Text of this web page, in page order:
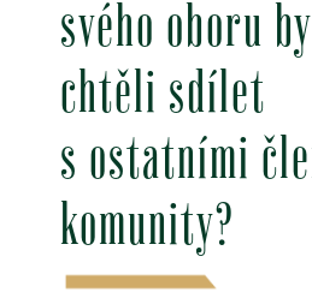
svého oboru
chtěli sdílet
s ostatními
komunity?